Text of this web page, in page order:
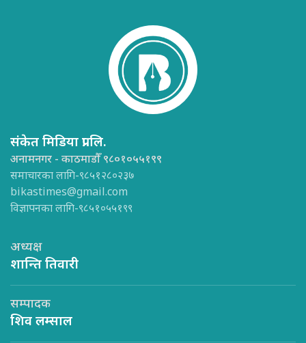
संकेत मिडिया प्रा.लि.
अनामनगर - काठमाडौँ ९८०१०५५१९९
समाचारका लागि-९८५१२८०२३७
bikastimes@gmail.com
विज्ञापनका लागि-९८५१०५५१९९
अध्यक्ष
शान्ति तिवारी
सम्पादक
शिव लम्साल